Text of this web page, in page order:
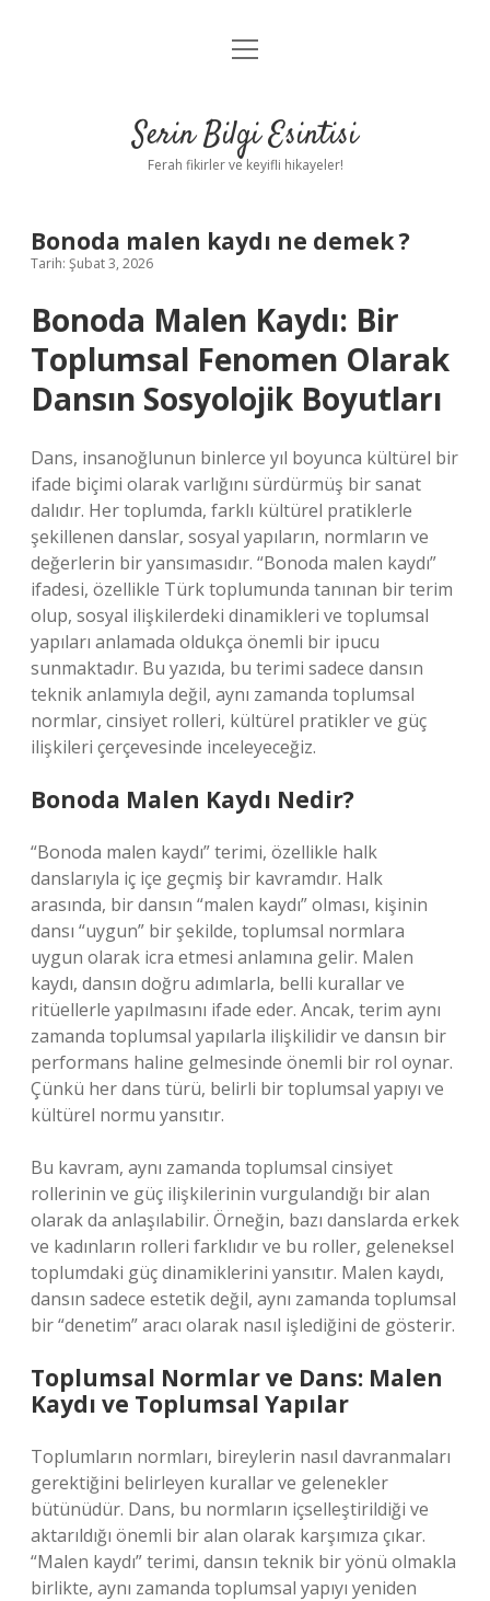
Anasayfa
Yasal Uyarı
menüyü
Serin Bilgi Esintisi
Ferah fikirler ve keyifli hikayeler!
Bonoda malen kaydı ne demek ?
Tarih: Şubat 3, 2026
Bonoda Malen Kaydı: Bir
Toplumsal Fenomen Olarak
Dansın Sosyolojik Boyutları
Dans, insanoğlunun binlerce yıl boyunca kültürel bir
ifade biçimi olarak varlığını sürdürmüş bir sanat
dalıdır. Her toplumda, farklı kültürel pratiklerle
şekillenen danslar, sosyal yapıların, normların ve
değerlerin bir yansımasıdır. “Bonoda malen kaydı”
ifadesi, özellikle Türk toplumunda tanınan bir terim
olup, sosyal ilişkilerdeki dinamikleri ve toplumsal
yapıları anlamada oldukça önemli bir ipucu
sunmaktadır. Bu yazıda, bu terimi sadece dansın
teknik anlamıyla değil, aynı zamanda toplumsal
normlar, cinsiyet rolleri, kültürel pratikler ve güç
ilişkileri çerçevesinde inceleyeceğiz.
Bonoda Malen Kaydı Nedir?
“Bonoda malen kaydı” terimi, özellikle halk
danslarıyla iç içe geçmiş bir kavramdır. Halk
arasında, bir dansın “malen kaydı” olması, kişinin
dansı “uygun” bir şekilde, toplumsal normlara
uygun olarak icra etmesi anlamına gelir. Malen
kaydı, dansın doğru adımlarla, belli kurallar ve
ritüellerle yapılmasını ifade eder. Ancak, terim aynı
zamanda toplumsal yapılarla ilişkilidir ve dansın bir
performans haline gelmesinde önemli bir rol oynar.
Çünkü her dans türü, belirli bir toplumsal yapıyı ve
kültürel normu yansıtır.
Bu kavram, aynı zamanda toplumsal cinsiyet
rollerinin ve güç ilişkilerinin vurgulandığı bir alan
olarak da anlaşılabilir. Örneğin, bazı danslarda erkek
ve kadınların rolleri farklıdır ve bu roller, geleneksel
toplumdaki güç dinamiklerini yansıtır. Malen kaydı,
dansın sadece estetik değil, aynı zamanda toplumsal
bir “denetim” aracı olarak nasıl işlediğini de gösterir.
Toplumsal Normlar ve Dans: Malen
Kaydı ve Toplumsal Yapılar
Toplumların normları, bireylerin nasıl davranmaları
gerektiğini belirleyen kurallar ve gelenekler
bütünüdür. Dans, bu normların içselleştirildiği ve
aktarıldığı önemli bir alan olarak karşımıza çıkar.
“Malen kaydı” terimi, dansın teknik bir yönü olmakla
birlikte, aynı zamanda toplumsal yapıyı yeniden